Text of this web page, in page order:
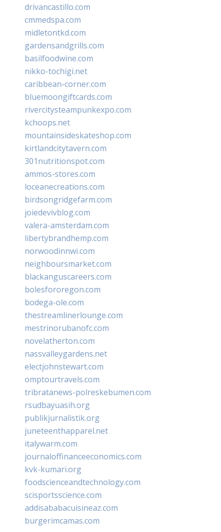
drivancastillo.com
cmmedspa.com
midletontkd.com
gardensandgrills.com
basilfoodwine.com
nikko-tochigi.net
caribbean-corner.com
bluemoongiftcards.com
rivercitysteampunkexpo.com
kchoops.net
mountainsideskateshop.com
kirtlandcitytavern.com
301nutritionspot.com
ammos-stores.com
loceanecreations.com
birdsongridgefarm.com
joiedevivblog.com
valera-amsterdam.com
libertybrandhemp.com
norwoodinnwi.com
neighboursmarket.com
blackanguscareers.com
bolesfororegon.com
bodega-ole.com
thestreamlinerlounge.com
mestrinorubanofc.com
novelatherton.com
nassvalleygardens.net
electjohnstewart.com
omptourtravels.com
tribratanews-polreskebumen.com
rsudbayuasih.org
publikjurnalistik.org
juneteenthapparel.net
italywarm.com
journaloffinanceeconomics.com
kvk-kumari.org
foodscienceandtechnology.com
scisportsscience.com
addisababacuisineaz.com
burgerimcamas.com